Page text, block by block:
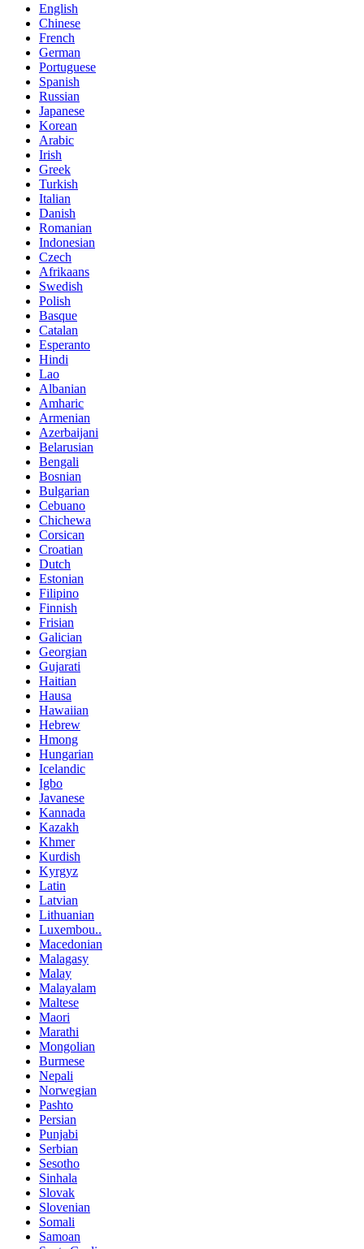
English
Chinese
French
German
Portuguese
Spanish
Russian
Japanese
Korean
Arabic
Irish
Greek
Turkish
Italian
Danish
Romanian
Indonesian
Czech
Afrikaans
Swedish
Polish
Basque
Catalan
Esperanto
Hindi
Lao
Albanian
Amharic
Armenian
Azerbaijani
Belarusian
Bengali
Bosnian
Bulgarian
Cebuano
Chichewa
Corsican
Croatian
Dutch
Estonian
Filipino
Finnish
Frisian
Galician
Georgian
Gujarati
Haitian
Hausa
Hawaiian
Hebrew
Hmong
Hungarian
Icelandic
Igbo
Javanese
Kannada
Kazakh
Khmer
Kurdish
Kyrgyz
Latin
Latvian
Lithuanian
Luxembou..
Macedonian
Malagasy
Malay
Malayalam
Maltese
Maori
Marathi
Mongolian
Burmese
Nepali
Norwegian
Pashto
Persian
Punjabi
Serbian
Sesotho
Sinhala
Slovak
Slovenian
Somali
Samoan